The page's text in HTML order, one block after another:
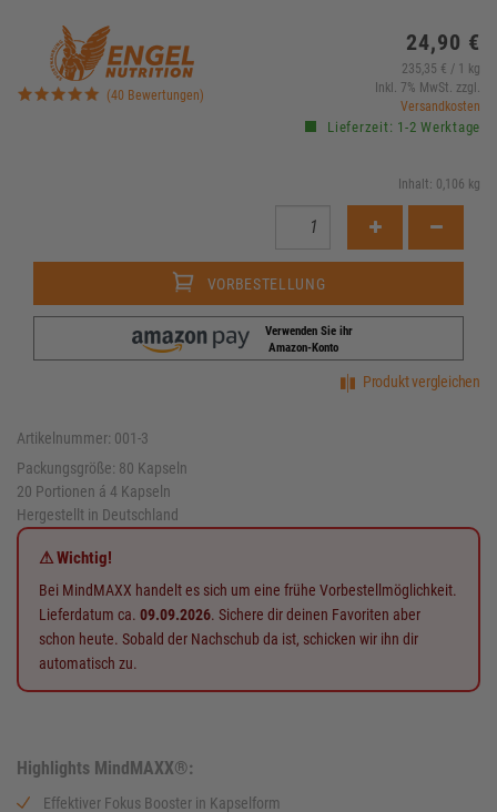
(40 Bewertungen)
24,90 €
235,35 € / 1 kg
Inkl. 7% MwSt. zzgl.
Versandkosten
Lieferzeit: 1-2 Werktage
Inhalt: 0,106 kg
VORBESTELLUNG
Verwenden Sie ihr
Amazon-Konto
Produkt vergleichen
Artikelnummer: 001-3
Packungsgröße: 80 Kapseln
20 Portionen á 4 Kapseln
Hergestellt in Deutschland
⚠ Wichtig!
Bei MindMAXX handelt es sich um eine frühe Vorbestellmöglichkeit.
Lieferdatum ca. 09.09.2026. Sichere dir deinen Favoriten aber
schon heute. Sobald der Nachschub da ist, schicken wir ihn dir
automatisch zu.
Highlights MindMAXX®:
Effektiver Fokus Booster in Kapselform